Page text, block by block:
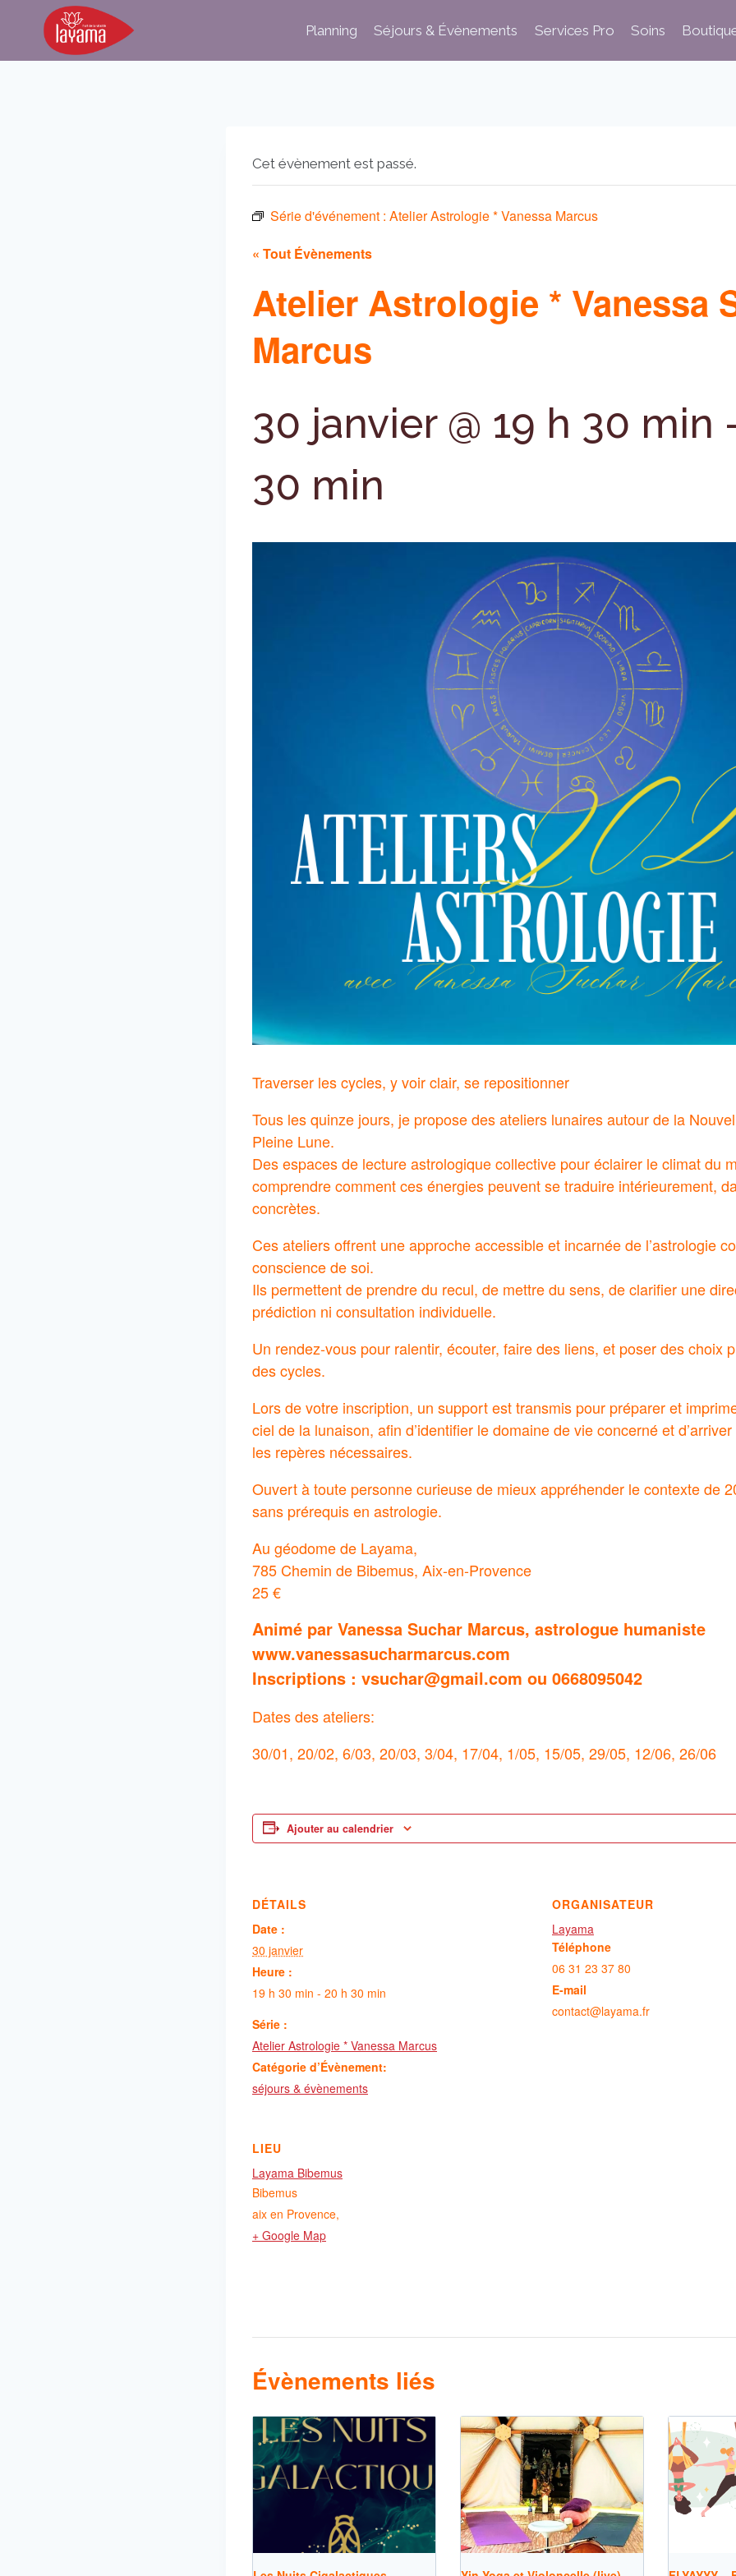
Planning Séjours & Évènements Services Pro Soins
Cet évènement est passé.
Série d'événement : Atelier Astrologie * Vanessa Marcus
« Tout Évènements
Atelier Astrologie * Vanessa
Marcus
30 janvier @ 19 h 30 min
30 min
Traverser les cycles, y voir clair, se repositionner
Tous les quinze jours, je propose des ateliers lunaires autour de la
Pleine Lune.
Des espaces de lecture astrologique collective pour éclairer le climat du
comprendre comment ces énergies peuvent se traduire intérieurement,
concrètes.
Ces ateliers offrent une approche accessible et incarnée de l’astrologie
conscience de soi.
Ils permettent de prendre du recul, de mettre du sens, de clarifier une
prédiction ni consultation individuelle.
Un rendez-vous pour ralentir, écouter, faire des liens, et poser des choix
des cycles.
Lors de votre inscription, un support est transmis pour préparer et
ciel de la lunaison, afin d’identifier le domaine de vie concerné et d’arriver
les repères nécessaires.
Ouvert à toute personne curieuse de mieux appréhender le contexte de
sans prérequis en astrologie.
Au géodome de Layama,
785 Chemin de Bibemus, Aix-en-Provence
25 €
Animé par Vanessa Suchar Marcus, astrologue humaniste
www.vanessasucharmarcus.com
Inscriptions : vsuchar@gmail.com ou 0668095042
Dates des ateliers:
30/01, 20/02, 6/03, 20/03, 3/04, 17/04, 1/05, 15/05, 29/05, 12/06, 26/06
Ajouter au calendrier
DÉTAILS
Date :
30 janvier
Heure :
19 h 30 min - 20 h 30 min
Série :
Atelier Astrologie * Vanessa Marcus
Catégorie d’Évènement:
séjours & évènements
ORGANISATEUR
Layama
Téléphone
06 31 23 37 80
E-mail
contact@layama.fr
LIEU
Layama Bibemus
Bibemus
aix en Provence,
+ Google Map
Évènements liés